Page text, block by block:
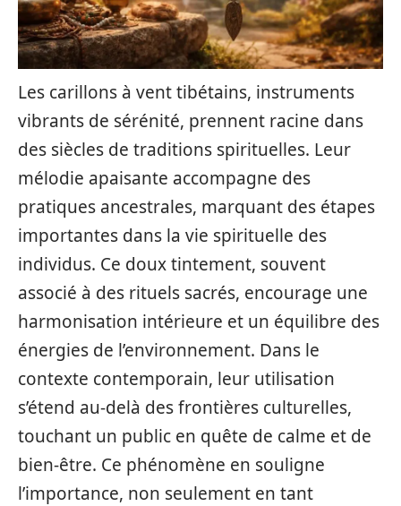
Les carillons à vent tibétains, instruments
vibrants de sérénité, prennent racine dans
des siècles de traditions spirituelles. Leur
mélodie apaisante accompagne des
pratiques ancestrales, marquant des étapes
importantes dans la vie spirituelle des
individus. Ce doux tintement, souvent
associé à des rituels sacrés, encourage une
harmonisation intérieure et un équilibre des
énergies de l’environnement. Dans le
contexte contemporain, leur utilisation
s’étend au-delà des frontières culturelles,
touchant un public en quête de calme et de
bien-être. Ce phénomène en souligne
l’importance, non seulement en tant